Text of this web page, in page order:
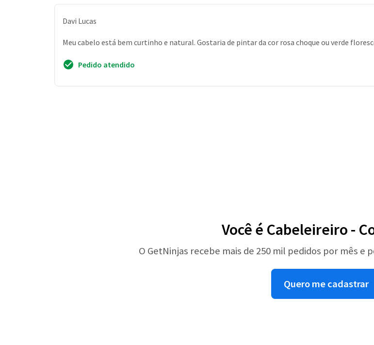
Davi Lucas
Meu cabelo está bem curtinho e natural. Gostaria de pintar da cor rosa choque ou verde
Pedido atendido
Você é Cabeleireiro -
O GetNinjas recebe mais de 250 mil pedidos por mês e
Quero me cadastrar